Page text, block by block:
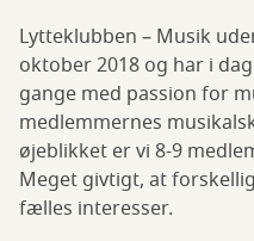
Lytteklubben – Musik
oktober 2018 og har i
gange med passion for
medlemmernes
øjeblikket er vi 8-9
Meget givtigt, at
fælles interesser.